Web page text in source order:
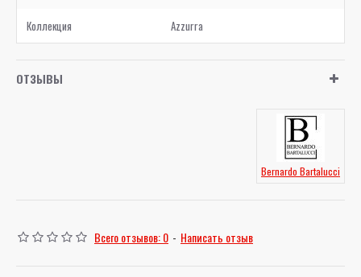
Коллекция Azzurra
ОТЗЫВЫ
Bernardo Bartalucci
Всего отзывов: 0 - Написать отзыв